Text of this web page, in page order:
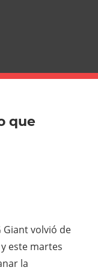
que
Giant volvió de
este martes
la